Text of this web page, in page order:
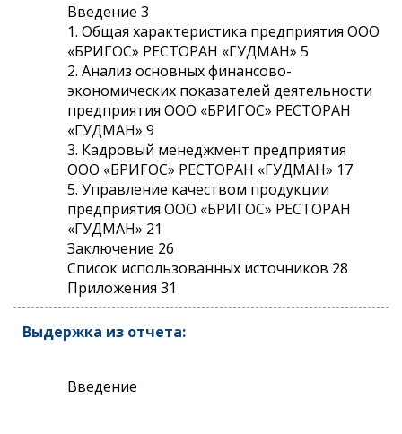
Введение 3
1. Общая характеристика предприятия ООО
«БРИГОС» РЕСТОРАН «ГУДМАН» 5
2. Анализ основных финансово-
экономических показателей деятельности
предприятия ООО «БРИГОС» РЕСТОРАН
«ГУДМАН» 9
3. Кадровый менеджмент предприятия
ООО «БРИГОС» РЕСТОРАН «ГУДМАН» 17
5. Управление качеством продукции
предприятия ООО «БРИГОС» РЕСТОРАН
«ГУДМАН» 21
Заключение 26
Список использованных источников 28
Приложения 31
Выдержка из отчета:
Введение